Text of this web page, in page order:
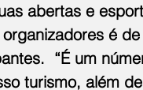
abertas e
é
“É um
turismo, além